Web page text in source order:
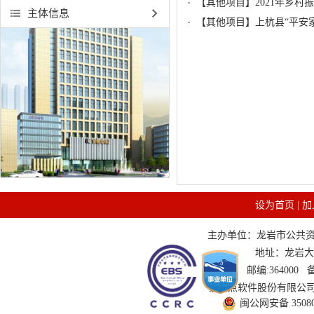
主体信息
【其他项目】2021年乡村
【其他项目】上杭县“平
设为首页 加
主办单位：龙岩市公共
地址：龙岩
邮编:364000
技术支持：国泰新点软件股份有限
闽公网安备